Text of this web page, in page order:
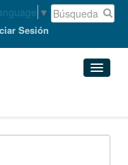
▼
Sesión